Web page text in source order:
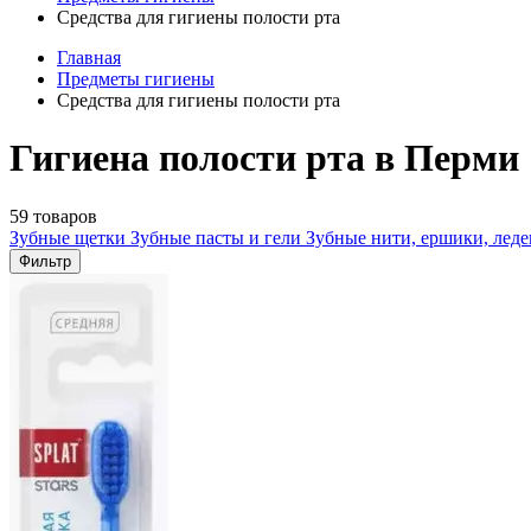
Средства для гигиены полости рта
Главная
Предметы гигиены
Средства для гигиены полости рта
Гигиена полости рта в Перми
59 товаров
Зубные щетки Зубные пасты и гели Зубные нити, ершики,
Фильтр